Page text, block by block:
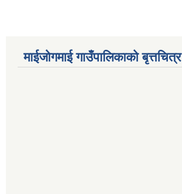
माईजोगमाई गाउँपालिकाको बृत्तचित्र